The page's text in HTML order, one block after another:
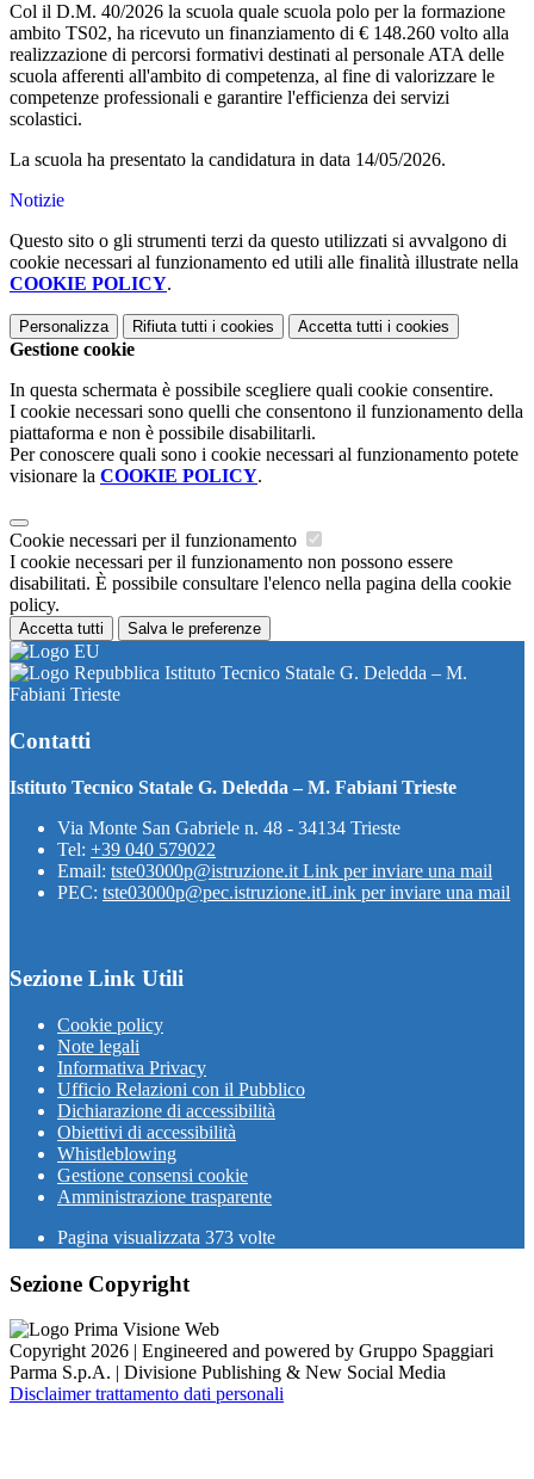
Col il D.M. 40/2026 la scuola quale scuola polo per la formazione
ambito TS02, ha ricevuto un finanziamento di € 148.260 volto alla
realizzazione di percorsi formativi destinati al personale ATA delle
scuola afferenti all'ambito di competenza, al fine di valorizzare le
competenze professionali e garantire l'efficienza dei servizi
scolastici.
La scuola ha presentato la candidatura in data 14/05/2026.
Notizie
Questo sito o gli strumenti terzi da questo utilizzati si avvalgono di
cookie necessari al funzionamento ed utili alle finalità illustrate nella
COOKIE POLICY.
Personalizza Rifiuta tutti i cookies Accetta tutti i cookies
Gestione cookie
In questa schermata è possibile scegliere quali cookie consentire.
I cookie necessari sono quelli che consentono il funzionamento della
piattaforma e non è possibile disabilitarli.
Per conoscere quali sono i cookie necessari al funzionamento potete
visionare la COOKIE POLICY.
Cookie necessari per il funzionamento
I cookie necessari per il funzionamento non possono essere
disabilitati. È possibile consultare l'elenco nella pagina della cookie
policy.
Accetta tutti Salva le preferenze
Istituto Tecnico Statale G. Deledda – M.
Fabiani Trieste
Contatti
Istituto Tecnico Statale G. Deledda – M. Fabiani Trieste
Via Monte San Gabriele n. 48 - 34134 Trieste
Tel: +39 040 579022
Email: tste03000p@istruzione.it Link per inviare una mail
PEC: tste03000p@pec.istruzione.itLink per inviare una mail
Sezione Link Utili
Cookie policy
Note legali
Informativa Privacy
Ufficio Relazioni con il Pubblico
Dichiarazione di accessibilità
Obiettivi di accessibilità
Whistleblowing
Gestione consensi cookie
Amministrazione trasparente
Pagina visualizzata 373 volte
Sezione Copyright
Copyright 2026 | Engineered and powered by Gruppo Spaggiari
Parma S.p.A. | Divisione Publishing & New Social Media
Disclaimer trattamento dati personali